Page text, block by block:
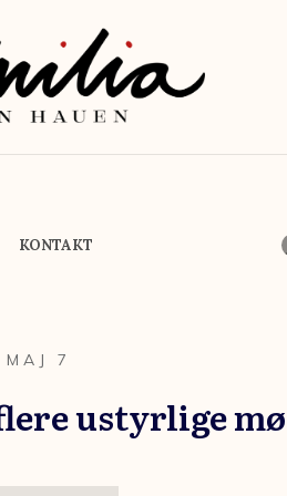
KONTAKT
MAJ 7
ustyrlige